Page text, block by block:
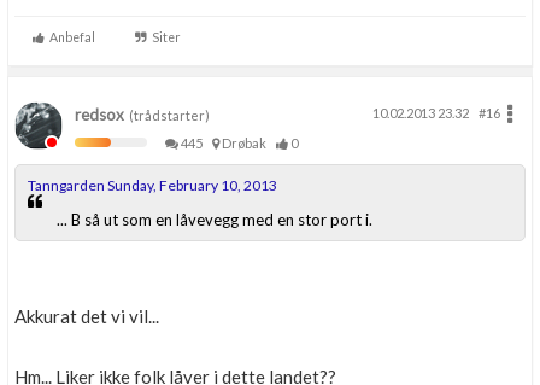
Anbefal Siter
redsox (trådstarter) 10.02.2013 23.32
#16
445
Drøbak 0
Tanngarden Sunday, February 10, 2013
... B så ut som en låvevegg med en stor port i.
Akkurat det vi vil...
Hm... Liker ikke folk låver i dette landet??